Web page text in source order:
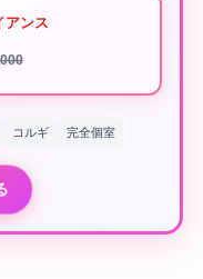
アンス
コルギ 完全個室